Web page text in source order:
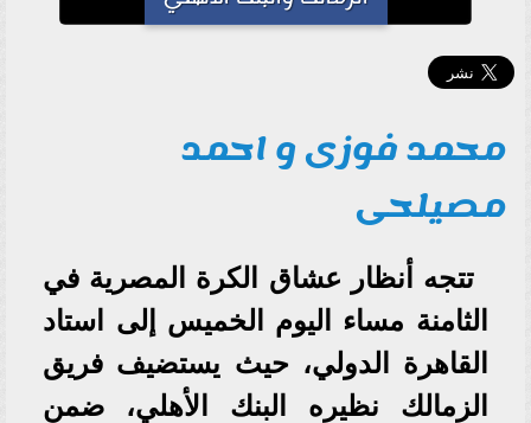
محمد فوزى و احمد
مصيلحى
تتجه أنظار عشاق الكرة المصرية في
الثامنة مساء اليوم الخميس إلى استاد
القاهرة الدولي، حيث يستضيف فريق
الزمالك نظيره البنك الأهلي، ضمن